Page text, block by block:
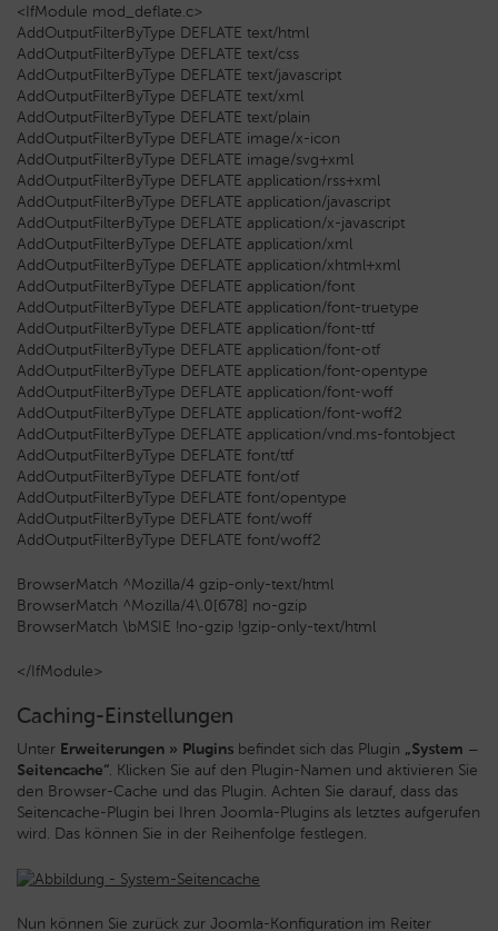
<IfModule mod_deflate.c>
AddOutputFilterByType DEFLATE text/html
AddOutputFilterByType DEFLATE text/css
AddOutputFilterByType DEFLATE text/javascript
AddOutputFilterByType DEFLATE text/xml
AddOutputFilterByType DEFLATE text/plain
AddOutputFilterByType DEFLATE image/x-icon
AddOutputFilterByType DEFLATE image/svg+xml
AddOutputFilterByType DEFLATE application/rss+xml
AddOutputFilterByType DEFLATE application/javascript
AddOutputFilterByType DEFLATE application/x-javascript
AddOutputFilterByType DEFLATE application/xml
AddOutputFilterByType DEFLATE application/xhtml+xml
AddOutputFilterByType DEFLATE application/font
AddOutputFilterByType DEFLATE application/font-truetype
AddOutputFilterByType DEFLATE application/font-ttf
AddOutputFilterByType DEFLATE application/font-otf
AddOutputFilterByType DEFLATE application/font-opentype
AddOutputFilterByType DEFLATE application/font-woff
AddOutputFilterByType DEFLATE application/font-woff2
AddOutputFilterByType DEFLATE application/vnd.ms-fontobject
AddOutputFilterByType DEFLATE font/ttf
AddOutputFilterByType DEFLATE font/otf
AddOutputFilterByType DEFLATE font/opentype
AddOutputFilterByType DEFLATE font/woff
AddOutputFilterByType DEFLATE font/woff2
BrowserMatch ^Mozilla/4 gzip-only-text/html
BrowserMatch ^Mozilla/4\.0[678] no-gzip
BrowserMatch \bMSIE !no-gzip !gzip-only-text/html
</IfModule>
Caching-Einstellungen
Unter Erweiterungen » Plugins befindet sich das Plugin „System –
Seitencache“. Klicken Sie auf den Plugin-Namen und aktivieren Sie
den Browser-Cache und das Plugin. Achten Sie darauf, dass das
Seitencache-Plugin bei Ihren Joomla-Plugins als letztes aufgerufen
wird. Das können Sie in der Reihenfolge festlegen.
Nun können Sie zurück zur Joomla-Konfiguration im Reiter